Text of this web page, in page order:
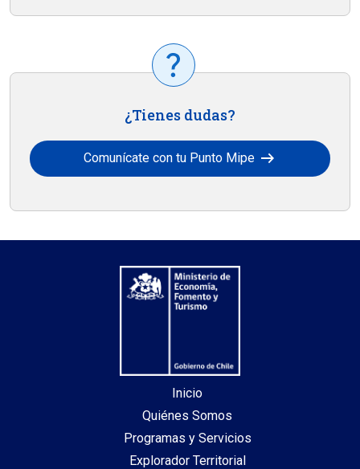
¿Tienes dudas?
Comunícate con tu Punto Mipe arrow_right_alt
Inicio
Quiénes Somos
Programas y Servicios
Explorador Territorial